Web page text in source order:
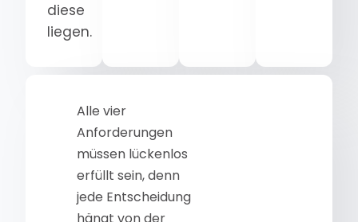
diese
liegen.
Alle vier
Anforderungen
müssen lückenlos
erfüllt sein, denn
jede Entscheidung